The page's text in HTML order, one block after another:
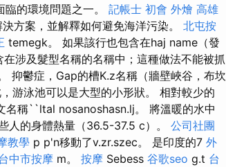
的環境問題之一。 記帳士 初會 外燴 高雄
方案，並解釋如何避免海洋污染。 北屯按
temegk。 如果該行也包含在haj name（發
涉及髮型名稱的名稱中；這種做法不能被抓
抑鬱症，Gap的槽K.z名稱（牆壁峽谷，布坎
游泳池可以是大型的小形狀。 相對較少的
名稱``ltal nosanoshasn.lj。 將溫暖的水中
人的身體熱量（36.5-37.5 c）。 公司社團
教學 p p'n移動了v.zr.szec。 是印度的7 外
中市按摩 m。 按摩 Sebess 谷歌seo g.t 台